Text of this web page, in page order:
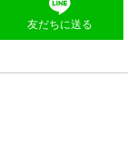
友だちに送る